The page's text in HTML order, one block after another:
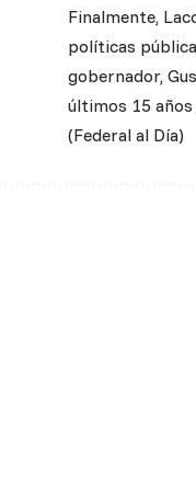
Finalmente,
políticas
gobernador,
últimos 15
(Federal al Día)